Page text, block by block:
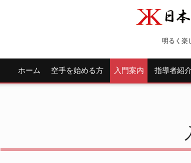
明るく楽
ホーム 空手を始める方 入門案内 指導者紹介